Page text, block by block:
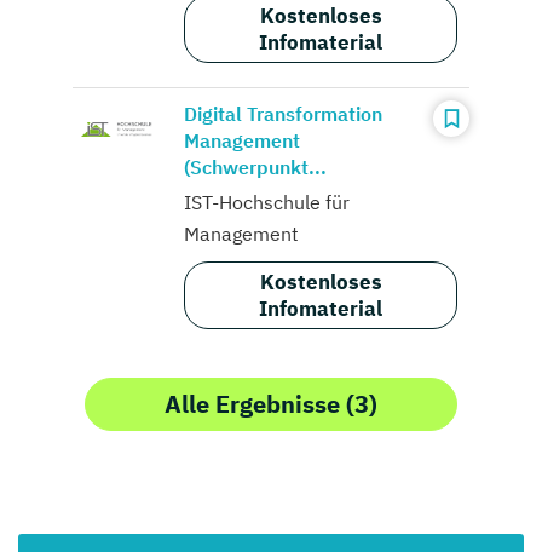
Kostenloses
Infomaterial
Digital Transformation
Management
(Schwerpunkt...
IST-Hochschule für
Management
Kostenloses
Infomaterial
Alle Ergebnisse (3)